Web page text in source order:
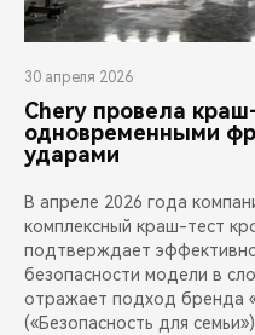
30 апреля 2026
Chery провела
одновременными
ударами
В апреле 2026 года
комплексный краш-тест
подтверждает
безопасности модели в
отражает подход бренда
(«Безопасность для